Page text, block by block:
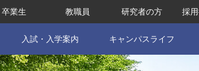
卒業生 教職員 研究者の方 採
入試・入学案内 キャンパスライフ